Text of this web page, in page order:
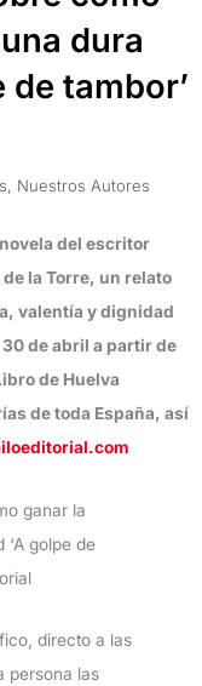
dura
de tambor’
, Nuestros Autores
del escritor
la Torre, un relato
valentía y dignidad
de abril a partir de
de Huelva
de toda España, así
directo a las
persona las